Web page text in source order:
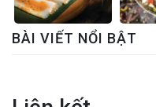
BÀI VIẾT NỔI BẬT